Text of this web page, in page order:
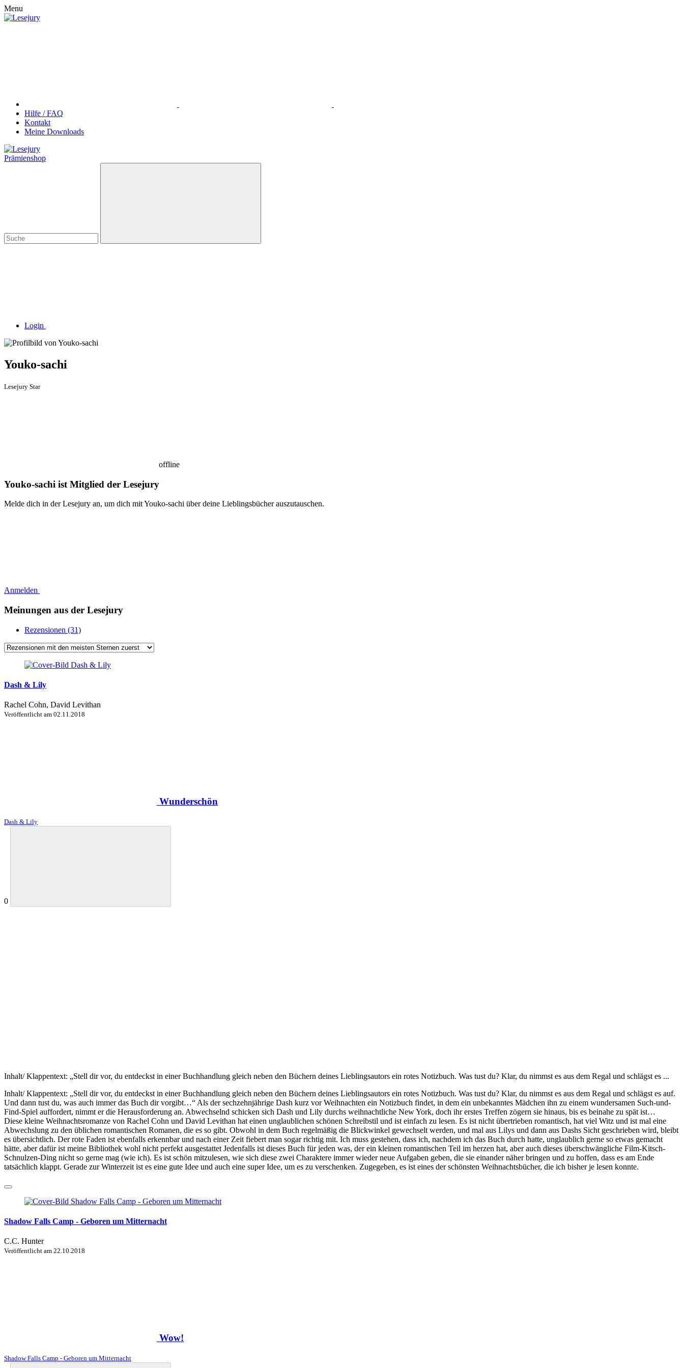
Menu
Hilfe / FAQ
Kontakt
Meine Downloads
Prämienshop
Login
Youko-sachi
Lesejury Star
offline
Youko-sachi ist Mitglied der Lesejury
Melde dich in der Lesejury an, um dich mit Youko-sachi über deine Lieblingsbücher auszutauschen.
Anmelden
Meinungen aus der Lesejury
Rezensionen (31)
Dash & Lily
Rachel Cohn, David Levithan
Veröffentlicht am 02.11.2018
Wunderschön
Dash & Lily
0
Inhalt/ Klappentext: „Stell dir vor, du entdeckst in einer Buchhandlung gleich neben den Büchern deines Lieblingsautors ein rotes Notizbuch. Was tust du? Klar, du nimmst es aus dem Regal und schlägst es ...
Inhalt/ Klappentext: „Stell dir vor, du entdeckst in einer Buchhandlung gleich neben den Büchern deines Lieblingsautors ein rotes Notizbuch. Was tust du? Klar, du nimmst es aus dem Regal und schlägst es auf.
Und dann tust du, was auch immer das Buch dir vorgibt…“ Als der sechzehnjährige Dash kurz vor Weihnachten ein Notizbuch findet, in dem ein unbekanntes Mädchen ihn zu einem wundersamen Such-und-
Find-Spiel auffordert, nimmt er die Herausforderung an. Abwechselnd schicken sich Dash und Lily durchs weihnachtliche New York, doch ihr erstes Treffen zögern sie hinaus, bis es beinahe zu spät ist…
Diese kleine Weihnachtsromanze von Rachel Cohn und David Levithan hat einen unglaublichen schönen Schreibstil und ist einfach zu lesen. Es ist nicht übertrieben romantisch, hat viel Witz und ist mal eine
Abwechslung zu den üblichen romantischen Romanen, die es so gibt. Obwohl in dem Buch regelmäßig die Blickwinkel gewechselt werden, und mal aus Lilys und dann aus Dashs Sicht geschrieben wird, bleibt
es übersichtlich. Der rote Faden ist ebenfalls erkennbar und nach einer Zeit fiebert man sogar richtig mit. Ich muss gestehen, dass ich, nachdem ich das Buch durch hatte, unglaublich gerne so etwas gemacht
hätte, aber dafür ist meine Bibliothek wohl nicht perfekt ausgestattet Jedenfalls ist dieses Buch für jeden was, der ein kleinen romantischen Teil im herzen hat, aber auch dieses überschwängliche Film-Kitsch-
Schnulzen-Ding nicht so gerne mag (wie ich). Es ist schön mitzulesen, wie sich diese zwei Charaktere immer wieder neue Aufgaben geben, die sie einander näher bringen und zu hoffen, dass es am Ende
tatsächlich klappt. Gerade zur Winterzeit ist es eine gute Idee und auch eine super Idee, um es zu verschenken. Zugegeben, es ist eines der schönsten Weihnachtsbücher, die ich bisher je lesen konnte.
Shadow Falls Camp - Geboren um Mitternacht
C.C. Hunter
Veröffentlicht am 22.10.2018
Wow!
Shadow Falls Camp - Geboren um Mitternacht